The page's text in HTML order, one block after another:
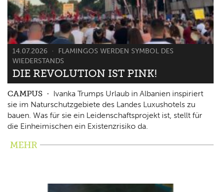
14.07.2026
FLAMINGOS WERDEN SYMBOL DES
WIEDERSTANDS
DIE REVOLUTION IST PINK!
CAMPUS
Ivanka Trumps Urlaub in Albanien inspiriert
sie im Naturschutzgebiete des Landes Luxushotels zu
bauen. Was für sie ein Leidenschaftsprojekt ist, stellt für
die Einheimischen ein Existenzrisiko da.
MEHR